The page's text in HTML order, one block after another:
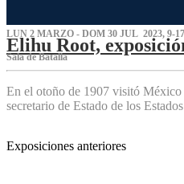
LUN 2 MARZO - DOM 30 JUL 2023, 9-
Elihu Root,
Sala de Batalla
En el otoño de 1907 visitó
secretario de Estado de los
Exposiciones anteriores